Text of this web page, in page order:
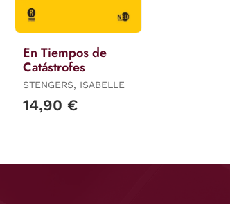
En Tiempos de
Catástrofes
STENGERS, ISABELLE
14,90 €